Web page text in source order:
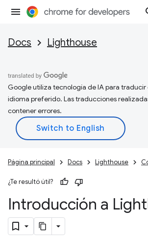
Docs Lighthouse
Google utiliza tecnología de IA para traducir
idioma preferido. Las traducciones
contener errores.
Página principal Docs Lighthouse
¿Te resultó útil?
Introducción a